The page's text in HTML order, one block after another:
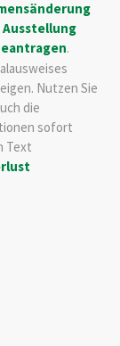
Ausstellung
.
Nutzen Sie
die
sofort
Text